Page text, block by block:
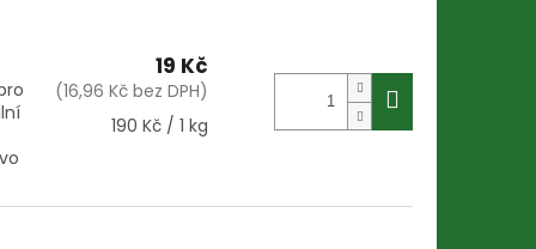
19 Kč
(16,96 Kč bez DPH)
Měrná
190 Kč / 1 kg